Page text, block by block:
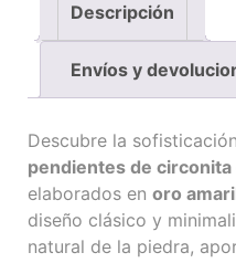
Descripción
Envíos y
Descubre la
pendientes de
elaborados en oro
diseño clásico y
natural de la piedra,